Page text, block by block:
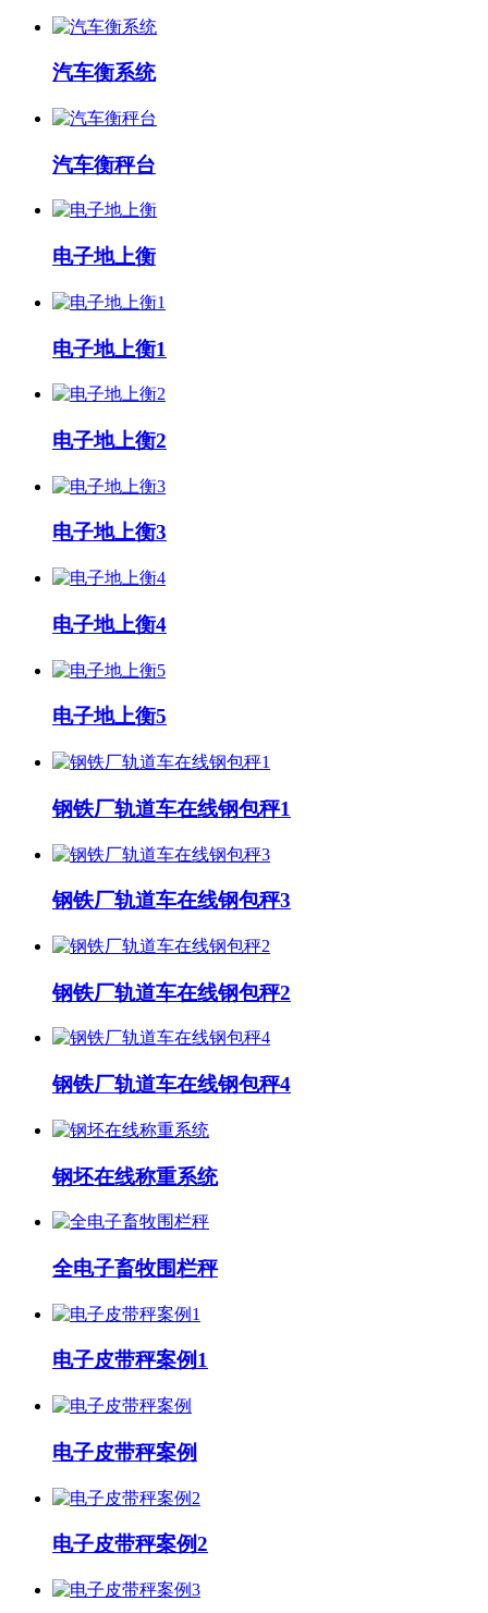
汽车衡系统
汽车衡秤台
电子地上衡
电子地上衡1
电子地上衡2
电子地上衡3
电子地上衡4
电子地上衡5
钢铁厂轨道车在线钢包秤1
钢铁厂轨道车在线钢包秤3
钢铁厂轨道车在线钢包秤2
钢铁厂轨道车在线钢包秤4
钢坯在线称重系统
全电子畜牧围栏秤
电子皮带秤案例1
电子皮带秤案例
电子皮带秤案例2